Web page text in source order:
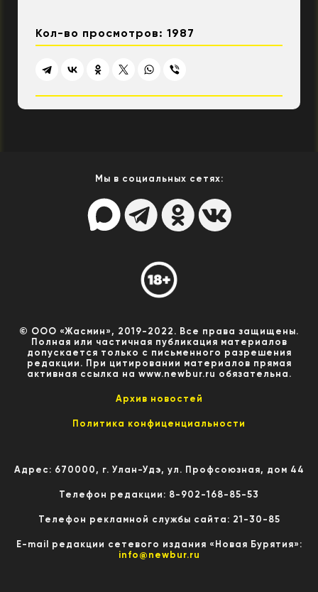
Кол-во просмотров: 1987
Мы в социальных сетях:
© ООО «Жасмин», 2019-2022. Все права защищены.
Полная или частичная публикация материалов
допускается только с письменного разрешения
редакции. При цитировании материалов прямая
активная ссылка на www.newbur.ru обязательна.
Архив новостей
Политика конфиценциальности
Адрес: 670000, г. Улан-Удэ, ул. Профсоюзная, дом 44
Телефон редакции: 8-902-168-85-53
Телефон рекламной службы сайта: 21-30-85
E-mail редакции сетевого издания «Новая Бурятия»:
info@newbur.ru